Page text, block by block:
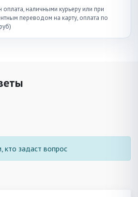
оплата, наличными курьеру или при
переводом на карту, оплата по
кто задаст вопрос